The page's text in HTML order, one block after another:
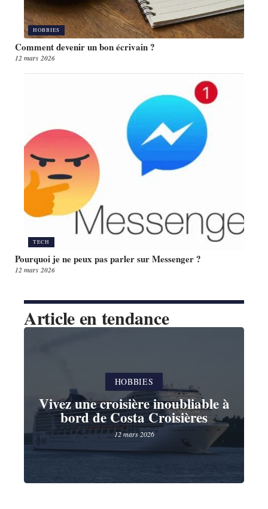
HOBBIES
Comment devenir un bon écrivain ?
12 mars 2026
TECH
Pourquoi je ne peux pas parler sur Messenger ?
12 mars 2026
Article en tendance
HOBBIES
Vivez une croisière inoubliable à
bord de Costa Croisières
12 mars 2026